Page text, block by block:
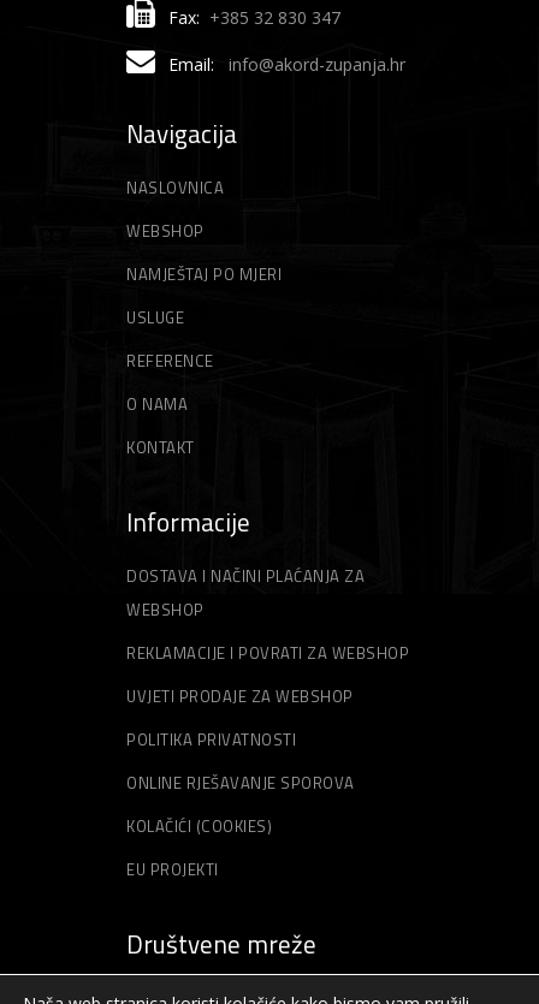
Fax: +385 32 830 347
Email: info@akord-zupanja.hr
Navigacija
NASLOVNICA
WEBSHOP
NAMJEŠTAJ PO MJERI
USLUGE
REFERENCE
O NAMA
KONTAKT
Informacije
DOSTAVA I NAČINI PLAĆANJA ZA
WEBSHOP
REKLAMACIJE I POVRATI ZA WEBSHOP
UVJETI PRODAJE ZA WEBSHOP
POLITIKA PRIVATNOSTI
ONLINE RJEŠAVANJE SPOROVA
KOLAČIĆI (COOKIES)
EU PROJEKTI
Društvene mreže